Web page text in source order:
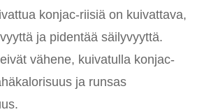
konjac-riisiä on kuivattava,
ja pidentää säilyvyyttä.
vähene, kuivatulla konjac-
ja runsas